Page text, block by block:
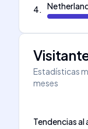
4.
Estadísticas
meses
Tendencias al